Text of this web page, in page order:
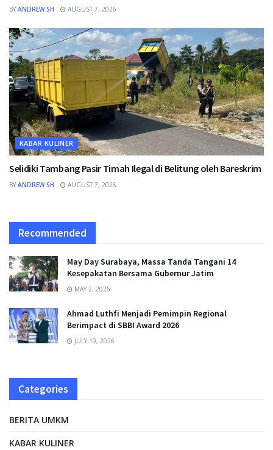
BY ANDREW SH AUGUST 7, 2026
KABAR KULINER
Selidiki Tambang Pasir Timah Ilegal di Belitung oleh Bareskrim
BY ANDREW SH AUGUST 7, 2026
Recommended
May Day Surabaya, Massa Tanda Tangani 14
Kesepakatan Bersama Gubernur Jatim
MAY 2, 2026
Ahmad Luthfi Menjadi Pemimpin Regional
Berimpact di SBBI Award 2026
JULY 19, 2026
Categories
BERITA UMKM
KABAR KULINER